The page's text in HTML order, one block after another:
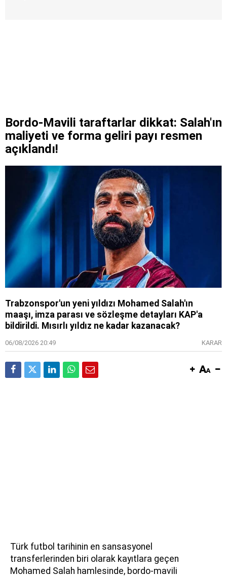
Bordo-Mavili taraftarlar dikkat: Salah'ın
maliyeti ve forma geliri payı resmen
açıklandı!
Trabzonspor'un yeni yıldızı Mohamed Salah'ın
maaşı, imza parası ve sözleşme detayları KAP'a
bildirildi. Mısırlı yıldız ne kadar kazanacak?
06/08/2026 20:49 KARAR
Türk futbol tarihinin en sansasyonel
transferlerinden biri olarak kayıtlara geçen
Mohamed Salah hamlesinde, bordo-mavili